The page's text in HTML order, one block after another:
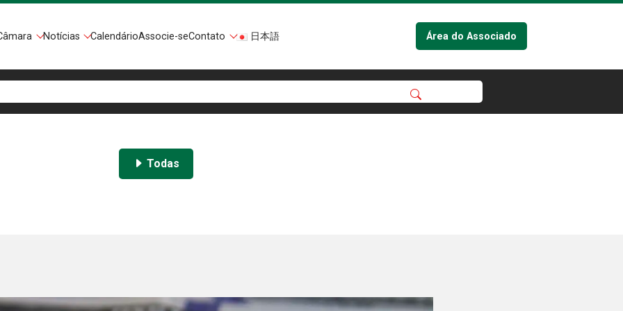
Notícias CalendárioAssocie-seContato 日本語 Área do Associado
Todas